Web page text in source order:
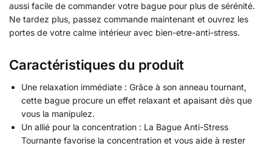
aussi facile de commander votre bague pour plus de sérénité.
Ne tardez plus, passez commande maintenant et ouvrez les
portes de votre calme intérieur avec bien-etre-anti-stress.
Caractéristiques du produit
Une relaxation immédiate : Grâce à son anneau tournant,
cette bague procure un effet relaxant et apaisant dès que
vous la manipulez.
Un allié pour la concentration : La Bague Anti-Stress
Tournante favorise la concentration et vous aide à rester